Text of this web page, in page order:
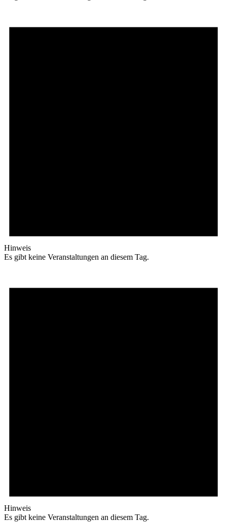
Hinweis
Es gibt keine Veranstaltungen an diesem Tag.
Hinweis
Es gibt keine Veranstaltungen an diesem Tag.